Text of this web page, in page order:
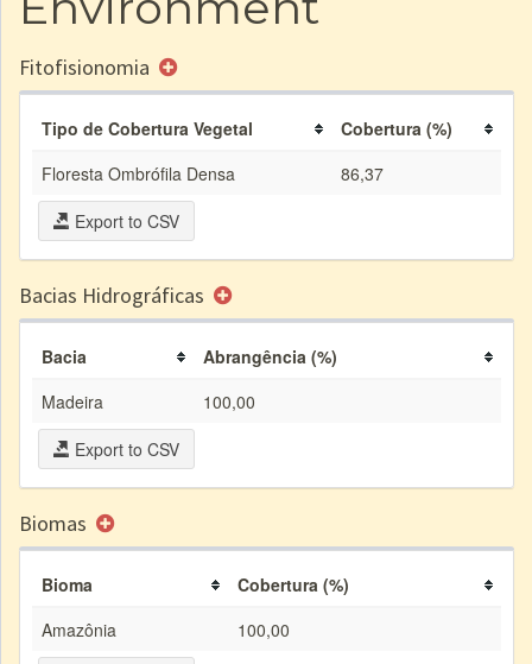
Fitofisionomia
Tipo de Cobertura Vegetal
Cobertura (%)
Floresta Ombrófila Densa
86,37
Export to CSV
Bacias Hidrográficas
Bacia
Abrangência (%)
Madeira
100,00
Export to CSV
Biomas
Bioma
Cobertura (%)
Amazônia
100,00